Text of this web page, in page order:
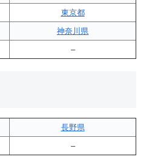
東京都
神奈川県
–
長野県
–